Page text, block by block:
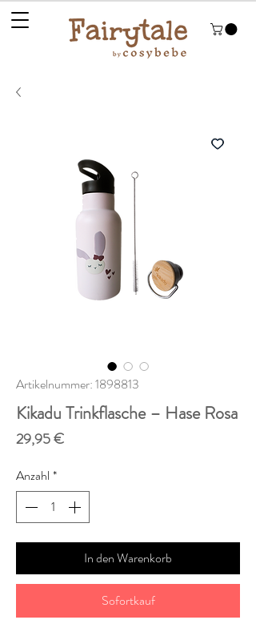
Artikelnummer: 1898813
Kikadu Trinkflasche – Hase Rosa
29,95 €Preis
Anzahl *
In den Warenkorb
Sofortkauf